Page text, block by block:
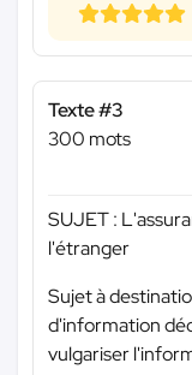
Texte #3
300 mots
SUJET :
l'étranger
Sujet à
d'information
vulgariser